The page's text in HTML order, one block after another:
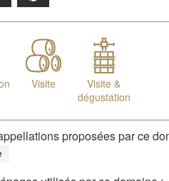
Visite
Visite &
dégustation
proposées par ce